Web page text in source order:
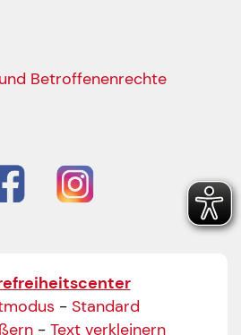
Betroffenenrechte
- Standard
- Text verkleinern